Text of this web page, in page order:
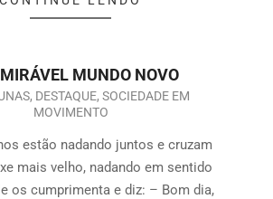
MUNDO NOVO
, DESTAQUE, SOCIEDADE EM
MOVIMENTO
estão nadando juntos e cruzam
mais velho, nadando em sentido
os cumprimenta e diz: – Bom dia,